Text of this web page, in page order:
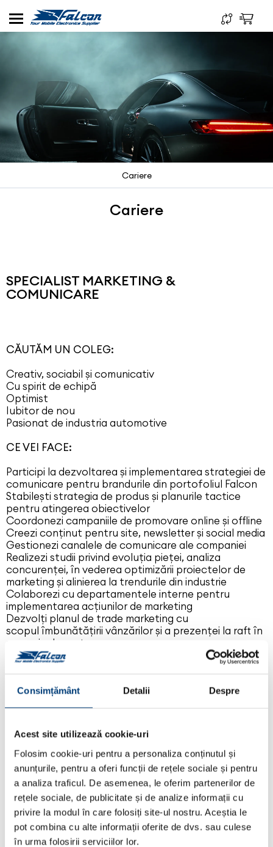
Consimțământ Detalii Despre
Acest site utilizează cookie-uri
Folosim cookie-uri pentru a personaliza conținutul și
anunțurile, pentru a oferi funcții de rețele sociale și pentru
a analiza traficul. De asemenea, le oferim partenerilor de
rețele sociale, de publicitate și de analize informații cu
privire la modul în care folosiți site-ul nostru. Aceștia le
pot combina cu alte informații oferite de dvs. sau culese
în urma folosirii serviciilor lor.
Cariere
Cariere
SPECIALIST MARKETING &
COMUNICARE
CĂUTĂM UN COLEG:
Creativ, sociabil şi comunicativ
Cu spirit de echipă
Optimist
Iubitor de nou
Pasionat de industria automotive
CE VEI FACE:
Participi la dezvoltarea și implementarea strategiei de
comunicare pentru brandurile din portofoliul Falcon
Stabilești strategia de produs și planurile tactice
pentru atingerea obiectivelor
Coordonezi campaniile de promovare online și offline
Creezi conținut pentru site, newsletter și social media
Gestionezi canalele de comunicare ale companiei
Realizezi studii privind evoluţia pieţei, analiza
concurenței, în vederea optimizării proiectelor de
marketing și alinierea la trendurile din industrie
Colaborezi cu departamentele interne pentru
implementarea acțiunilor de marketing
Dezvolți planul de trade marketing cu
scopul îmbunătățirii vânzărilor și a prezenței la raft în
magazinele partenere.
Gestionezi relația cu furnizorii de servicii marketing și
dezvolti noi parteneriate
Elaborezi materiale promoționale și prezentări pentru
produsele din portofoliu
Creezi concepte de vânzare
NE DORIM SĂ AI:
Studii superioare (de preferat în domeniul comunicare
/ marketing)
Experienţă minim 5 ani în comunicare & marketing
Gândire strategică și creativă
Abilități excelente de comunicare online
Solide cunoştinţe PC: Microsoft Office